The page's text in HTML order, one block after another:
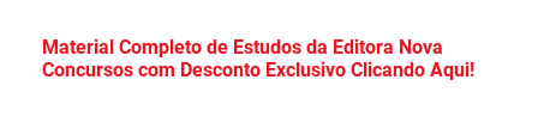
Apostila Prefeitura de Cristalina Goiás 2026
PDF Grátis Curso Online!
Material Completo de Estudos da Editora Nova
Concursos com Desconto Exclusivo Clicando Aqui!